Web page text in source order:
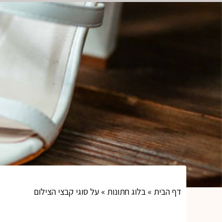
הצלמים שלנו שירותי צילום
דף הבית » בלוג חתונות » על סוגי קבצי הצילום